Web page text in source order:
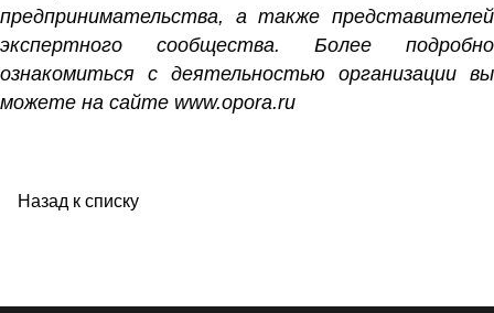
предпринимательства, а также представителей
экспертного сообщества. Более подробно
ознакомиться с деятельностью организации вы
можете на сайте www.opora.ru
Назад к списку